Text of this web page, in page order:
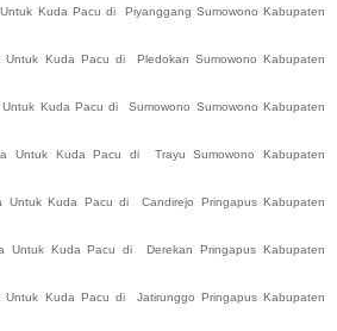
Kuda Pacu di Piyanggang Sumowono Kabupaten
Untuk Kuda Pacu di Pledokan Sumowono
Kabupaten
Untuk Kuda Pacu di Sumowono Sumowono Kabupaten
Untuk Kuda Pacu di Trayu Sumowono
Kabupaten
Untuk Kuda Pacu di Candirejo Pringapus Kabupaten
Untuk Kuda Pacu di Derekan Pringapus
Kabupaten
Untuk Kuda Pacu di Jatirunggo Pringapus Kabupaten